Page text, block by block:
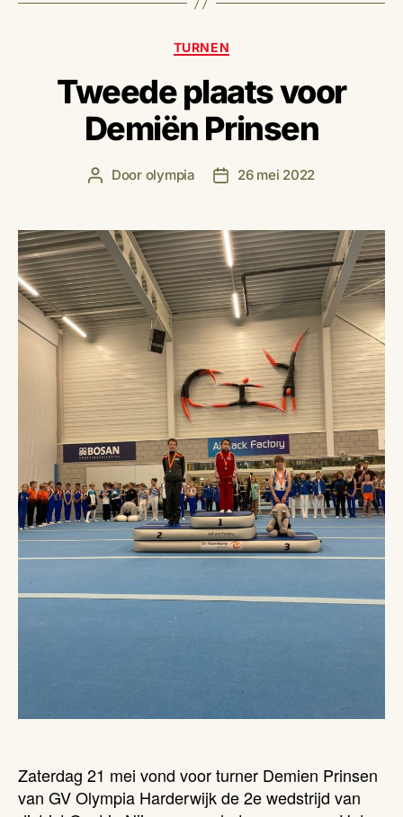
Categorieën
TURNEN
Tweede plaats voor
Demiën Prinsen
Berichtauteur
Door olympia Berichtdatum
26 mei 2022
Zaterdag 21 mei vond voor turner Demien Prinsen
van GV Olympia Harderwijk de 2e wedstrijd van